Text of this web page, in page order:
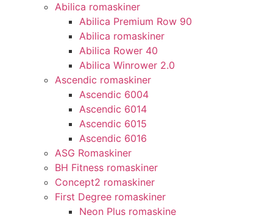
Abilica romaskiner
Abilica Premium Row 90
Abilica romaskiner
Abilica Rower 40
Abilica Winrower 2.0
Ascendic romaskiner
Ascendic 6004
Ascendic 6014
Ascendic 6015
Ascendic 6016
ASG Romaskiner
BH Fitness romaskiner
Concept2 romaskiner
First Degree romaskiner
Neon Plus romaskine